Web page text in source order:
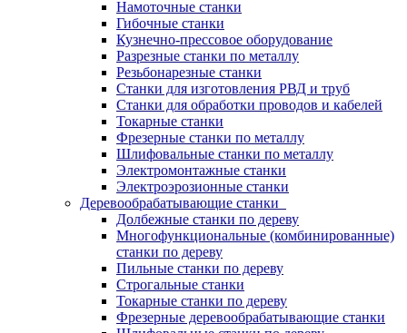
Намоточные станки
Гибочные станки
Кузнечно-прессовое оборудование
Разрезные станки по металлу
Резьбонарезные станки
Станки для изготовления РВД и труб
Станки для обработки проводов и кабелей
Токарные станки
Фрезерные станки по металлу
Шлифовальные станки по металлу
Электромонтажные станки
Электроэрозионные станки
Деревообрабатывающие станки
Долбежные станки по дереву
Многофункциональные (комбинированные)
станки по дереву
Пильные станки по дереву
Строгальные станки
Токарные станки по дереву
Фрезерные деревообрабатывающие станки